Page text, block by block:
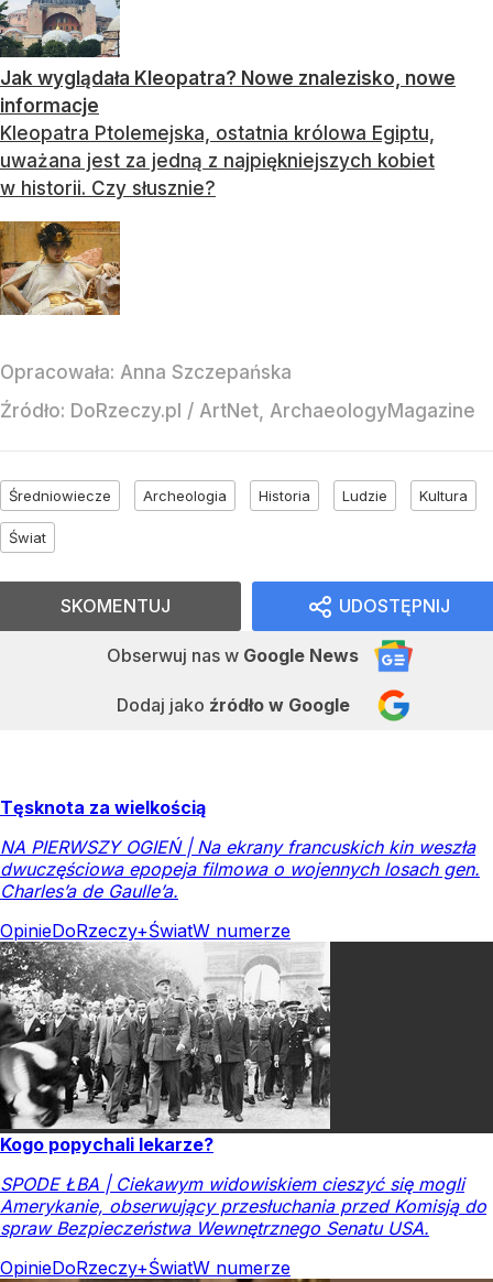
Jak wyglądała Kleopatra? Nowe znalezisko, nowe
informacje
Kleopatra Ptolemejska, ostatnia królowa Egiptu,
uważana jest za jedną z najpiękniejszych kobiet
w historii. Czy słusznie?
Opracowała: Anna Szczepańska
Źródło: DoRzeczy.pl / ArtNet, ArchaeologyMagazine
Średniowiecze Archeologia Historia Ludzie Kultura
Świat
UDOSTĘPNIJ
Obserwuj nas w Google News
Dodaj jako źródło w Google
SKOMENTUJ
Tęsknota za wielkością
NA PIERWSZY OGIEŃ | Na ekrany francuskich kin weszła
dwuczęściowa epopeja filmowa o wojennych losach gen.
Charles’a de Gaulle’a.
OpinieDoRzeczy+ŚwiatW numerze
Kogo popychali lekarze?
SPODE ŁBA | Ciekawym widowiskiem cieszyć się mogli
Amerykanie, obserwujący przesłuchania przed Komisją do
spraw Bezpieczeństwa Wewnętrznego Senatu USA.
OpinieDoRzeczy+ŚwiatW numerze